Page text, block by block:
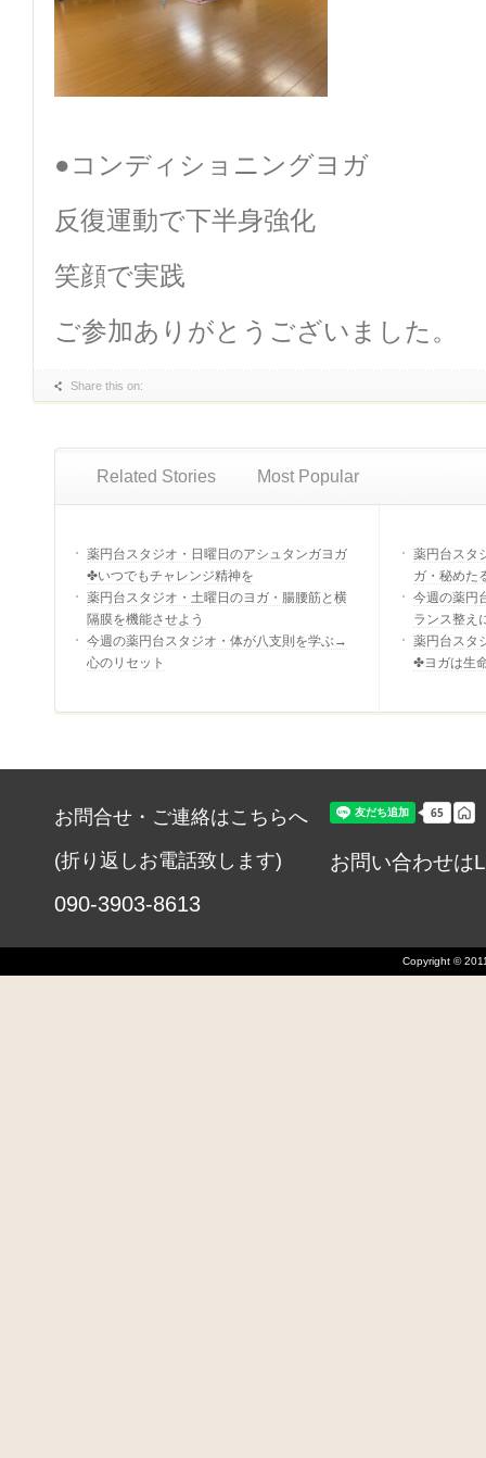
●コンディショニングヨガ
反復運動で下半身強化
笑顔で実践
ご参加ありがとうございました。
Share this on:
Related Stories Most Popular
薬円台スタジオ・日曜日のアシュタンガヨガ
✤いつでもチャレンジ精神を
薬円台スタジオ・土曜日のヨガ・腸腰筋と横
隔膜を機能させよう
今週の薬円台スタジオ・体が八支則を学ぶ→
心のリセット
薬円台スタ
ガ・秘めた
今週の薬円
ランス整え
薬円台スタ
✤ヨガは生
お問合せ・ご連絡はこちらへ
(折り返しお電話致します)
090-3903-8613
お問い合わせは
Copyright ©